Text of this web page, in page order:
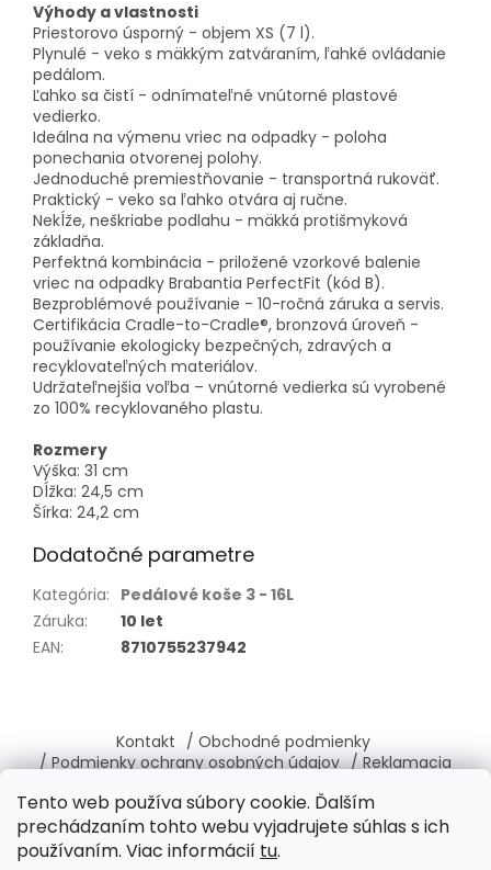
Tento web používa súbory cookie. Ďalším
prechádzaním tohto webu vyjadrujete súhlas s ich
používaním. Viac informácií tu.
Výhody a vlastnosti
Priestorovo úsporný - objem XS (7 l).
Plynulé - veko s mäkkým zatváraním, ľahké ovládanie
pedálom.
Ľahko sa čistí - odnímateľné vnútorné plastové
vedierko.
Ideálna na výmenu vriec na odpadky - poloha
ponechania otvorenej polohy.
Jednoduché premiestňovanie - transportná rukoväť.
Praktický - veko sa ľahko otvára aj ručne.
Nekĺže, neškriabe podlahu - mäkká protišmyková
základňa.
Perfektná kombinácia - priložené vzorkové balenie
vriec na odpadky Brabantia PerfectFit (kód B).
Bezproblémové používanie - 10-ročná záruka a servis.
Certifikácia Cradle-to-Cradle®, bronzová úroveň -
používanie ekologicky bezpečných, zdravých a
recyklovateľných materiálov.
Udržateľnejšia voľba – vnútorné vedierka sú vyrobené
zo 100% recyklovaného plastu.
Rozmery
Výška: 31 cm
Dĺžka: 24,5 cm
Šírka: 24,2 cm
Dodatočné parametre
Kategória: Pedálové koše 3 - 16L
Záruka:
10 let
EAN: 8710755237942
p
ä
Kontakt / Obchodné podmienky
/ Podmienky ochrany osobných údajov / Reklamacia